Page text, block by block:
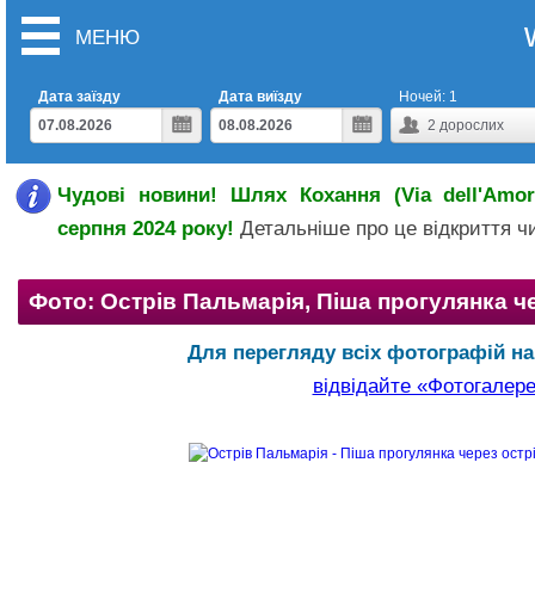
МЕНЮ
Дата заїзду
Дата виїзду
2 дорослих
Ночей: 1
Чудові новини! Шлях Кохання (Via
серпня 2024 року! Детальніше про це відкриття
Фото: Острів Пальмарія, Піша прогулянка
Для перегляду всіх фотографій на
відвідайте